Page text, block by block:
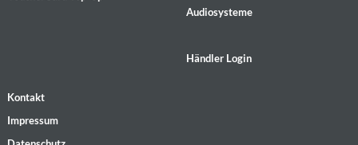
Audiosysteme
Händler Login
Kontakt
Impressum